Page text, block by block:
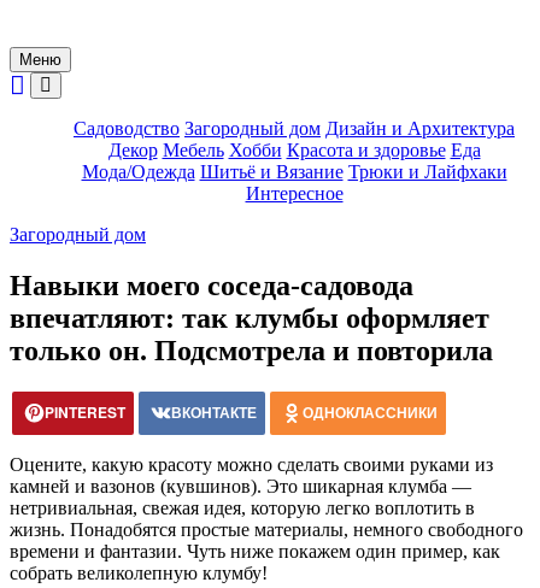
Меню
Садоводство Загородный дом Дизайн и Архитектура
Декор Мебель Хобби Красота и здоровье Еда
Мода/Одежда Шитьё и Вязание Трюки и Лайфхаки
Интересное
Загородный дом
Навыки моего соседа-садовода
впечатляют: так клумбы оформляет
только он. Подсмотрела и повторила
PINTEREST ВКОНТАКТЕ ОДНОКЛАССНИКИ
Оцените, какую красоту можно сделать своими руками из
камней и вазонов (кувшинов). Это шикарная клумба —
нетривиальная, свежая идея, которую легко воплотить в
жизнь. Понадобятся простые материалы, немного свободного
времени и фантазии. Чуть ниже покажем один пример, как
собрать великолепную клумбу!